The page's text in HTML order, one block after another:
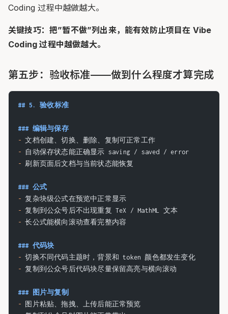
Coding 过程中越做越大。
关键技巧：把”暂不做”列出来，能有效防止项目在 Vibe
Coding 过程中越做越大。
第五步：验收标准——做到什么程度才算完成
## 5. 验收标准
### 编辑与保存
- 文档创建、切换、删除、复制可正常工作
- 自动保存状态能正确显示 saving / saved / error
- 刷新页面后文档与当前状态能恢复
### 公式
- 复杂块级公式在预览中正常显示
- 复制到公众号后不出现重复 TeX / MathML 文本
- 长公式能横向滚动查看完整内容
### 代码块
- 切换不同代码主题时，背景和 token 颜色都发生变化
- 复制到公众号后代码块尽量保留高亮与横向滚动
### 图片与复制
- 图片粘贴、拖拽、上传后能正常预览